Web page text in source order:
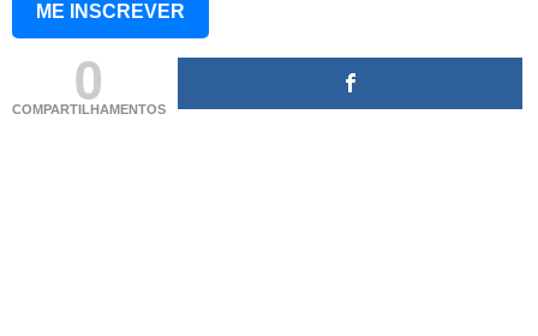
ME INSCREVER
0
COMPARTILHAMENTOS